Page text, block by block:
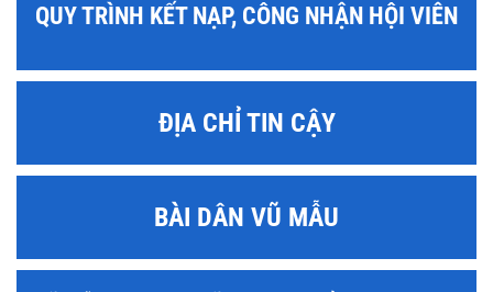
QUY TRÌNH KẾT NẠP, CÔNG NHẬN HỘI VIÊN
ĐỊA CHỈ TIN CẬY
BÀI DÂN VŨ MẪU